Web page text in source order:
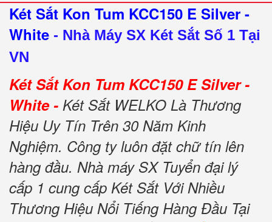
Két Sắt Kon Tum KCC150 E Silver -
White - Nhà Máy SX Két Sắt Số 1 Tại
VN
Két Sắt Kon Tum KCC150 E Silver -
White - Két Sắt WELKO Là Thương
Hiệu Uy Tín Trên 30 Năm Kinh
Nghiệm. Công ty luôn đặt chữ tín lên
hàng đầu. Nhà máy SX Tuyển đại lý
cấp 1 cung cấp Két Sắt Với Nhiều
Thương Hiệu Nổi Tiếng Hàng Đầu Tại